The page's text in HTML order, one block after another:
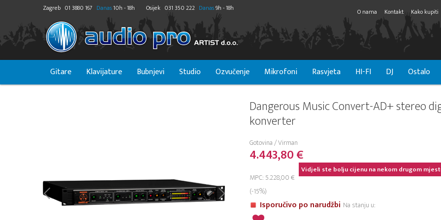
Zagreb 01 3880 167 Danas10h - 18h Osijek 031 350 222 Danas9h - 18h O nama Kontakt Kako kupiti
Gitare Klavijature Bubnjevi Studio Ozvučenje Mikrofoni Rasvjeta HI-FI DJ Ostalo
Dangerous Music Convert-AD+ stereo
konverter
Gotovina / Virman
4.443,80 €
Vidjeli ste bolju cijenu na nekom drugom
MPC: 5.228,00 €
(-15%)
Isporučivo po narudžbi Na stanju u: